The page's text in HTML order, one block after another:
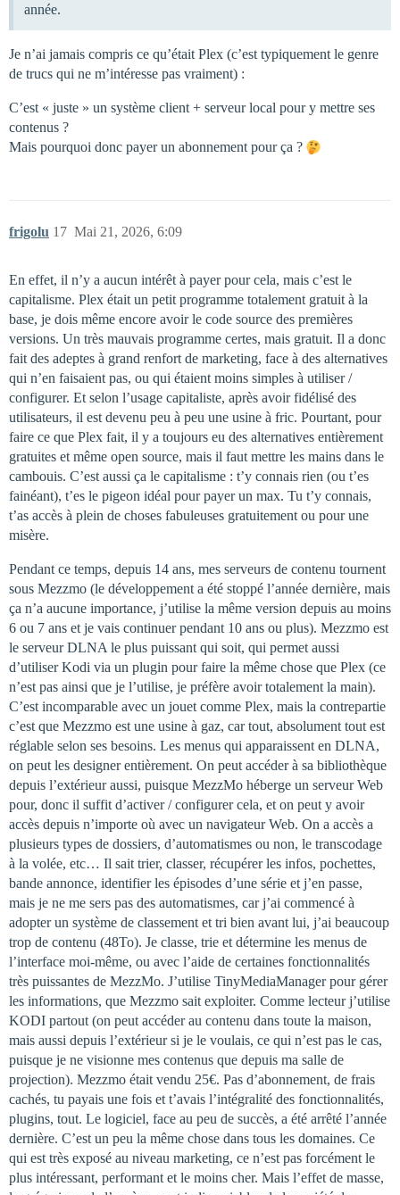
année.
Je n’ai jamais compris ce qu’était Plex (c’est typiquement le genre
de trucs qui ne m’intéresse pas vraiment) :
C’est « juste » un système client + serveur local pour y mettre ses
contenus ?
Mais pourquoi donc payer un abonnement pour ça ?
frigolu Mai 21, 2026, 6:09
17
En effet, il n’y a aucun intérêt à payer pour cela, mais c’est le
capitalisme. Plex était un petit programme totalement gratuit à la
base, je dois même encore avoir le code source des premières
versions. Un très mauvais programme certes, mais gratuit. Il a donc
fait des adeptes à grand renfort de marketing, face à des alternatives
qui n’en faisaient pas, ou qui étaient moins simples à utiliser /
configurer. Et selon l’usage capitaliste, après avoir fidélisé des
utilisateurs, il est devenu peu à peu une usine à fric. Pourtant, pour
faire ce que Plex fait, il y a toujours eu des alternatives entièrement
gratuites et même open source, mais il faut mettre les mains dans le
cambouis. C’est aussi ça le capitalisme : t’y connais rien (ou t’es
fainéant), t’es le pigeon idéal pour payer un max. Tu t’y connais,
t’as accès à plein de choses fabuleuses gratuitement ou pour une
misère.
Pendant ce temps, depuis 14 ans, mes serveurs de contenu tournent
sous Mezzmo (le développement a été stoppé l’année dernière, mais
ça n’a aucune importance, j’utilise la même version depuis au moins
6 ou 7 ans et je vais continuer pendant 10 ans ou plus). Mezzmo est
le serveur DLNA le plus puissant qui soit, qui permet aussi
d’utiliser Kodi via un plugin pour faire la même chose que Plex (ce
n’est pas ainsi que je l’utilise, je préfère avoir totalement la main).
C’est incomparable avec un jouet comme Plex, mais la contrepartie
c’est que Mezzmo est une usine à gaz, car tout, absolument tout est
réglable selon ses besoins. Les menus qui apparaissent en DLNA,
on peut les designer entièrement. On peut accéder à sa bibliothèque
depuis l’extérieur aussi, puisque MezzMo héberge un serveur Web
pour, donc il suffit d’activer / configurer cela, et on peut y avoir
accès depuis n’importe où avec un navigateur Web. On a accès a
plusieurs types de dossiers, d’automatismes ou non, le transcodage
à la volée, etc… Il sait trier, classer, récupérer les infos, pochettes,
bande annonce, identifier les épisodes d’une série et j’en passe,
mais je ne me sers pas des automatismes, car j’ai commencé à
adopter un système de classement et tri bien avant lui, j’ai beaucoup
trop de contenu (48To). Je classe, trie et détermine les menus de
l’interface moi-même, ou avec l’aide de certaines fonctionnalités
très puissantes de MezzMo. J’utilise TinyMediaManager pour gérer
les informations, que Mezzmo sait exploiter. Comme lecteur j’utilise
KODI partout (on peut accéder au contenu dans toute la maison,
mais aussi depuis l’extérieur si je le voulais, ce qui n’est pas le cas,
puisque je ne visionne mes contenus que depuis ma salle de
projection). Mezzmo était vendu 25€. Pas d’abonnement, de frais
cachés, tu payais une fois et t’avais l’intégralité des fonctionnalités,
plugins, tout. Le logiciel, face au peu de succès, a été arrêté l’année
dernière. C’est un peu la même chose dans tous les domaines. Ce
qui est très exposé au niveau marketing, ce n’est pas forcément le
plus intéressant, performant et le moins cher. Mais l’effet de masse,